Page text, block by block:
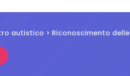
autistico > Riconoscimento